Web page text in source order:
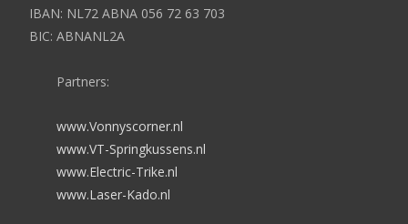
IBAN: NL72 ABNA 056 72 63 703
BIC: ABNANL2A
Partners:
www.Vonnyscorner.nl
www.VT-Springkussens.nl
www.Electric-Trike.nl
www.Laser-Kado.nl